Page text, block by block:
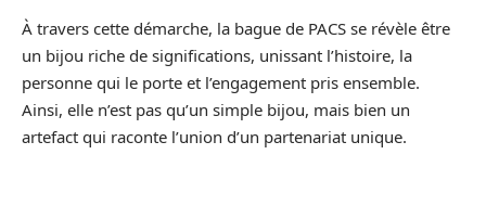
À travers cette démarche, la bague de PACS se révèle être
un bijou riche de significations, unissant l’histoire, la
personne qui le porte et l’engagement pris ensemble.
Ainsi, elle n’est pas qu’un simple bijou, mais bien un
artefact qui raconte l’union d’un partenariat unique.